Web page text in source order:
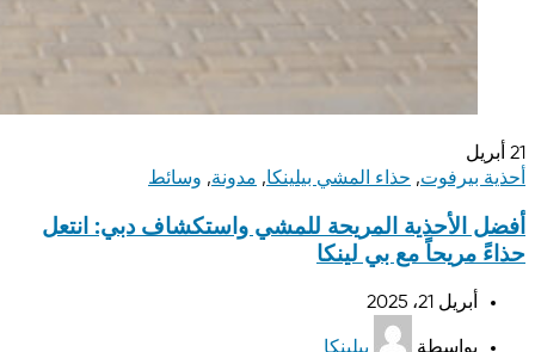
21 أبريل
أحذية بيرفوت, حذاء المشي بيلينكا, مدونة, وسائط
أفضل الأحذية المريحة للمشي واستكشاف دبي: انتعل
حذاءً مريحاً مع بي لينكا
أبريل 21، 2025